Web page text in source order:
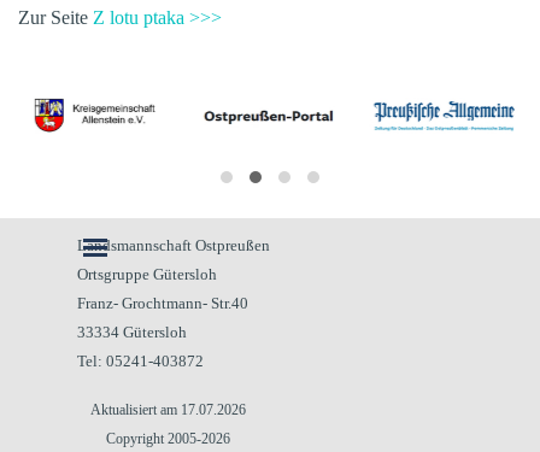
Zur Seite Z lotu ptaka >>>
Landsmannschaft Ostpreußen
Ortsgruppe Gütersloh
Franz- Grochtmann- Str.40
33334 Gütersloh
Tel: 05241-403872
Aktualisiert am 17.07.2026
Copyright 2005-2026
Menü überspringen